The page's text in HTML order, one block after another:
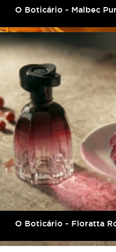
O Boticário - Malbec
O Boticário - Floratta